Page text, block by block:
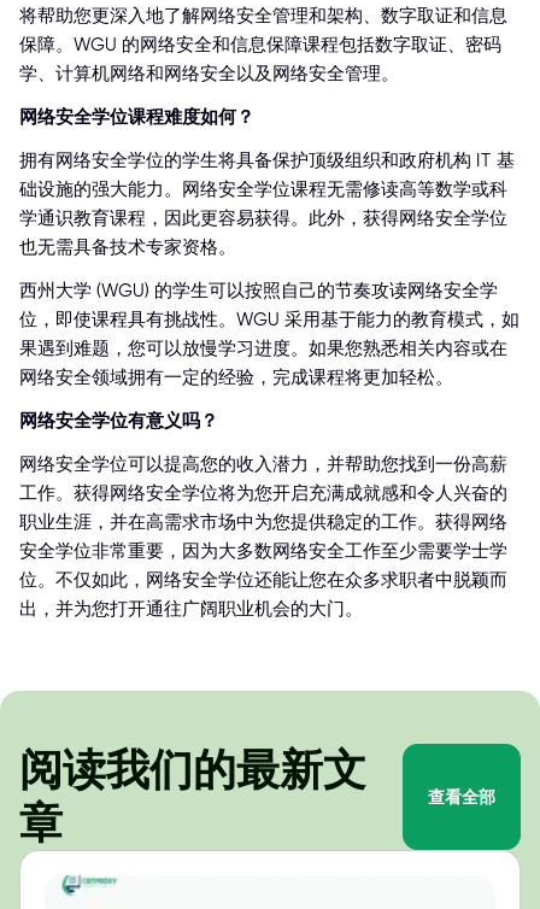
将帮助您更深入地了解网络安全管理和架构、数字取证和信息
保障。WGU 的网络安全和信息保障课程包括数字取证、密码
学、计算机网络和网络安全以及网络安全管理。
网络安全学位课程难度如何？
拥有网络安全学位的学生将具备保护顶级组织和政府机构 IT 基
础设施的强大能力。网络安全学位课程无需修读高等数学或科
学通识教育课程，因此更容易获得。此外，获得网络安全学位
也无需具备技术专家资格。
西州大学 (WGU) 的学生可以按照自己的节奏攻读网络安全学
位，即使课程具有挑战性。WGU 采用基于能力的教育模式，如
果遇到难题，您可以放慢学习进度。如果您熟悉相关内容或在
网络安全领域拥有一定的经验，完成课程将更加轻松。
网络安全学位有意义吗？
网络安全学位可以提高您的收入潜力，并帮助您找到一份高薪
工作。获得网络安全学位将为您开启充满成就感和令人兴奋的
职业生涯，并在高需求市场中为您提供稳定的工作。获得网络
安全学位非常重要，因为大多数网络安全工作至少需要学士学
位。不仅如此，网络安全学位还能让您在众多求职者中脱颖而
出，并为您打开通往广阔职业机会的大门。
阅读我们的最新文
章
查看全部